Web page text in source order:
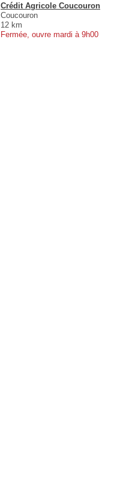
Crédit Agricole Coucouron
Coucouron
12 km
Fermée, ouvre mardi à 9h00